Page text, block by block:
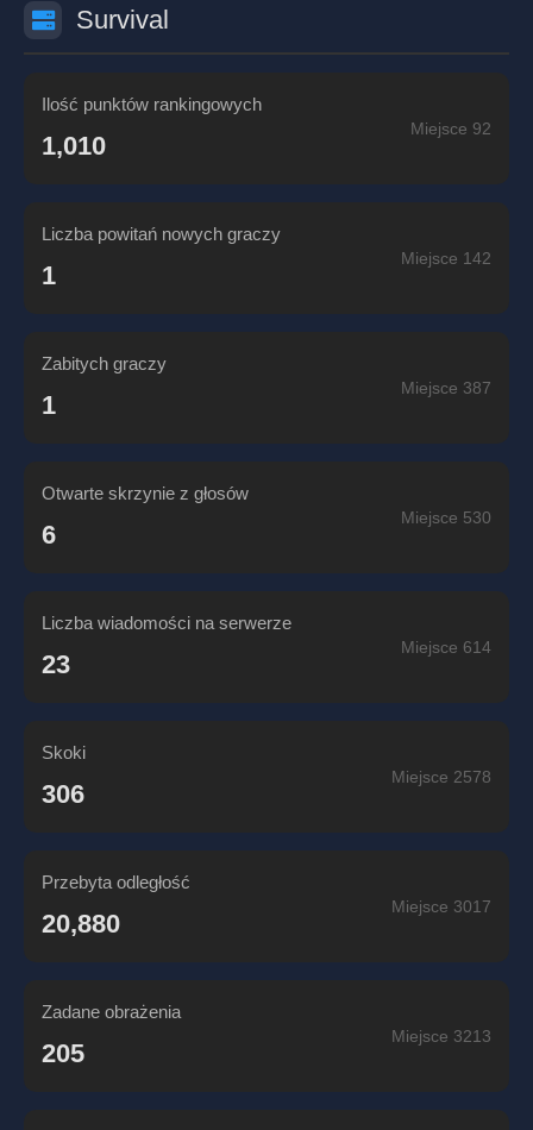
Survival
Ilość punktów rankingowych
1,010
Miejsce 92
Liczba powitań nowych graczy
1
Miejsce 142
Zabitych graczy
1
Miejsce 387
Otwarte skrzynie z głosów
6
Miejsce 530
Liczba wiadomości na serwerze
23
Miejsce 614
Skoki
306
Miejsce 2578
Przebyta odległość
20,880
Miejsce 3017
Zadane obrażenia
205
Miejsce 3213